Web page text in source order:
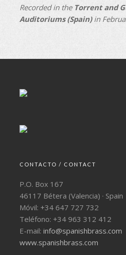
Recorded in the Torrent and
Auditoriums (Spain)in
CONTACTO / CONTACT
P.O. Box 167
46117 Bétera (Valencia) · Spain
Móvil: +34 647 727 732
Teléfono: +34 963 312 412
E-mail: info@spanishbrass.com
www.spanishbrass.com